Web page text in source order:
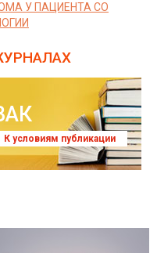
У ПАЦИЕНТА СО
К условиям публикации